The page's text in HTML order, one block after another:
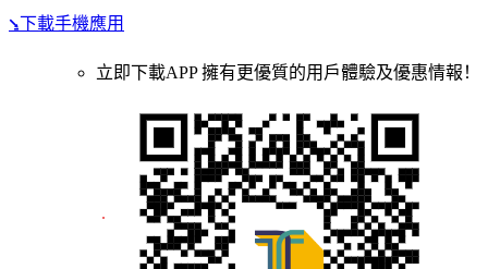
⭸下載手機應用
立即下載APP 擁有更優質的用戶體驗及優惠情報！